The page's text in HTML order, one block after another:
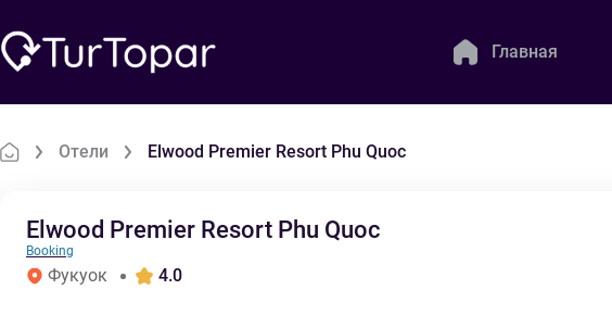
Главная
Отели Elwood Premier Resort Phu Quoc
Elwood Premier Resort Phu Quoc
Booking
Фукуок 4.0